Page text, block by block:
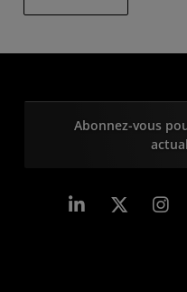
Abonnez-vous
LinkedIn